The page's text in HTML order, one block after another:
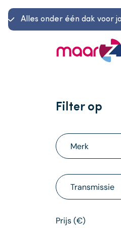
Alles onder één dak voor
Filter op
Merk
Transmissie
Prijs (€)